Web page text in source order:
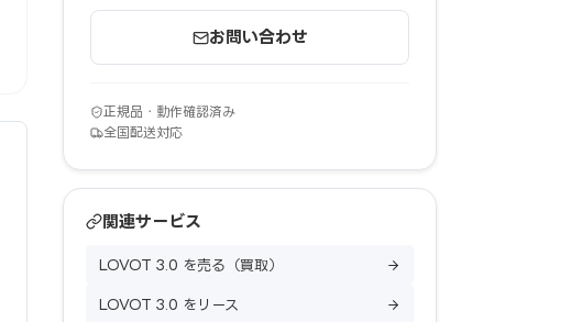
お問い合わせ
正規品・動作確認済み
全国配送対応
関連サービス
LOVOT 3.0 を売る（買取）
LOVOT 3.0 をリース